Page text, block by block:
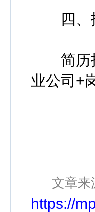
四、
简历投
业公司+
文章来
https://